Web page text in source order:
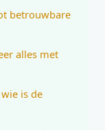
betrouwbare
alles met
is de